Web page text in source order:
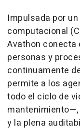
Impulsada por
computacional
Avathon
personas y
continuamente
permite a los
todo el ciclo de
y la plena